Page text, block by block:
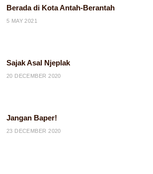
Berada di Kota Antah-Berantah
5 MAY 2021
Sajak Asal Njeplak
20 DECEMBER 2020
Jangan Baper!
23 DECEMBER 2020